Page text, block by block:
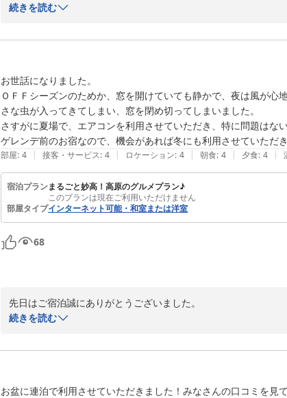
お子様と二人楽しいスキー旅行良かったです。
今後とも何卒宜しくお願い致します。
続きを読む
お世話になりました。
ＯＦＦシーズンのためか、窓を開けていても静かで、夜は風が
さな虫が入ってきてしまい、窓を閉め切ってしまいました。
さすがに夏場で、エアコンを利用させていただき、特に問題はな
ゲレンデ前のお宿なので、機会があれば冬にも利用させていただ
部屋: 4 | 接客・サービス: 4 | ロケーション: 4 | 朝食: 4 | 夕食: 4 |
宿泊プランまるごと妙高！高原のグルメプラン♪
このプランは現在ご利用いただけません
部屋タイプインターネット可能・和室または洋室
68
先日はご宿泊誠にありがとうございました。
夜間には虫のせいで不快な思いをさせてしまいまして申し訳ござ
今後とも何卒よろしくお願いいたします。
続きを読む
お盆に連泊で利用させていただきました！みなさんの口コミを